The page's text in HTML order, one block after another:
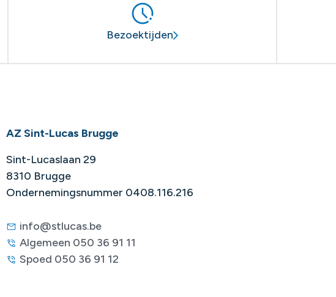
Bezoektijden
AZ Sint-Lucas Brugge
Sint-Lucaslaan 29
8310 Brugge
Ondernemingsnummer 0408.116.216
info@stlucas.be
Algemeen 050 36 91 11
Spoed 050 36 91 12